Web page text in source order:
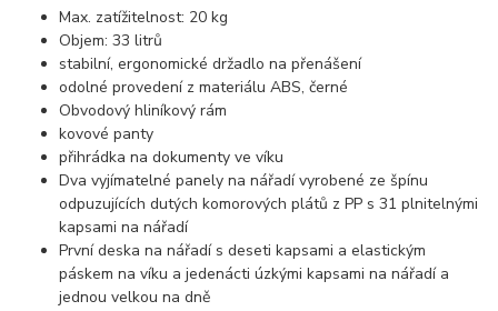
Max. zatížitelnost: 20 kg
Objem: 33 litrů
stabilní, ergonomické držadlo na přenášení
odolné provedení z materiálu ABS, černé
Obvodový hliníkový rám
kovové panty
přihrádka na dokumenty ve víku
Dva vyjímatelné panely na nářadí vyrobené ze špínu
odpuzujících dutých komorových plátů z PP s 31 plnitelnými
kapsami na nářadí
První deska na nářadí s deseti kapsami a elastickým
páskem na víku a jedenácti úzkými kapsami na nářadí a
jednou velkou na dně